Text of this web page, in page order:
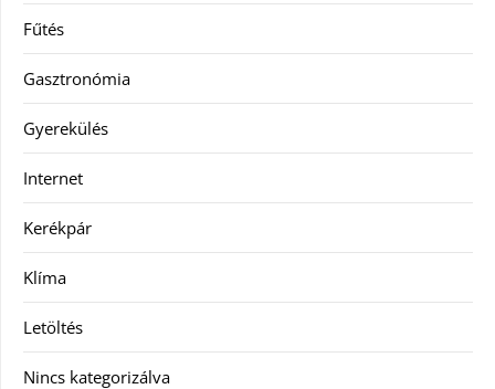
Fűtés
Gasztronómia
Gyerekülés
Internet
Kerékpár
Klíma
Letöltés
Nincs kategorizálva